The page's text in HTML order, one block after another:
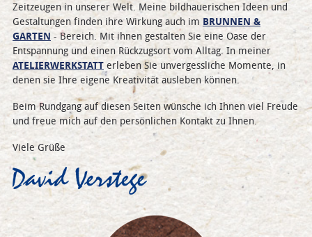
Zeitzeugen in unserer Welt. Meine bildhauerischen Ideen und
Gestaltungen finden ihre Wirkung auch im BRUNNEN &
GARTEN - Bereich. Mit ihnen gestalten Sie eine Oase der
Entspannung und einen Rückzugsort vom Alltag. In meiner
ATELIERWERKSTATT erleben Sie unvergessliche Momente, in
denen sie Ihre eigene Kreativität ausleben können.
Beim Rundgang auf diesen Seiten wünsche ich Ihnen viel Freude
und freue mich auf den persönlichen Kontakt zu Ihnen.
Viele Grüße